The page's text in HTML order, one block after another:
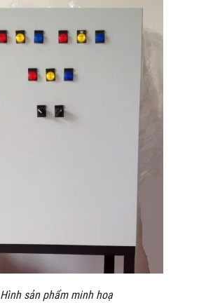
Hình sản phẩm minh hoạ